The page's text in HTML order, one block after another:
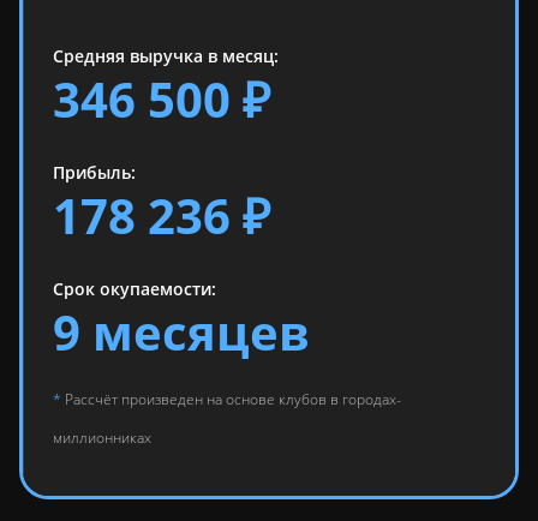
Средняя выручка в месяц:
346 500 ₽
Прибыль:
178 236 ₽
Срок окупаемости:
9 месяцев
* Рассчёт произведен на основе клубов в городах-
миллионниках